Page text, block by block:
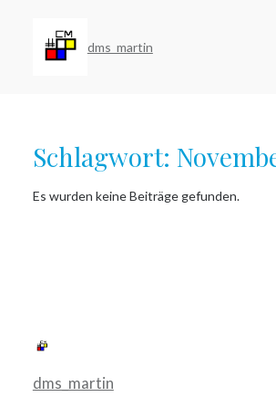
springen
dms_martin
Schlagwort:
Es wurden keine Beiträge gefunden.
dms_martin